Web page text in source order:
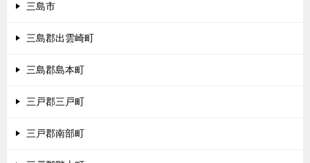
三島市
三島郡出雲崎町
三島郡島本町
三戸郡三戸町
三戸郡南部町